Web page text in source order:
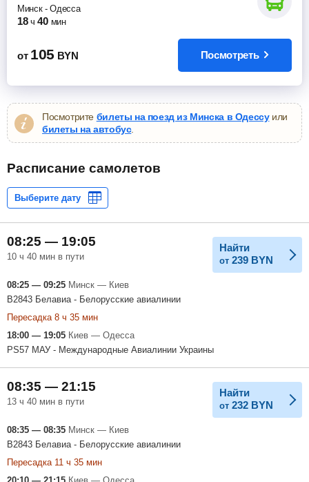
Минск-Одесса
18 ч 40 мин
от 105 BYN Посмотреть
Посмотрите билеты на поезд из Минска в Одессуили
билеты на автобус.
Расписание самолетов
08:25 — 19:05
10 ч 40 мин в пути
Найти
от 239 BYN
08:25 — 09:25 Минск — Киев
B2843 Белавиа - Белорусские авиалинии
Пересадка 8 ч 35 мин
18:00 — 19:05 Киев — Одесса
PS57 МАУ - Международные Авиалинии Украины
08:35 — 21:15
13 ч 40 мин в пути
Найти
от 232 BYN
08:35 — 08:35 Минск — Киев
B2843 Белавиа - Белорусские авиалинии
Пересадка 11 ч 35 мин
20:10 — 21:15 Киев — Одесса